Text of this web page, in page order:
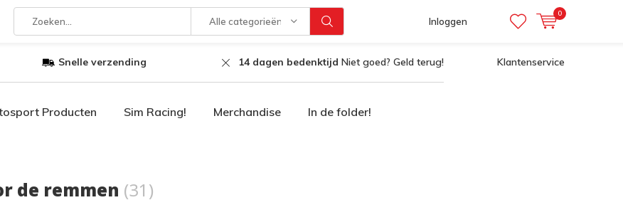
Alle categorieën Inloggen
0
Snelle verzending 14 dagen bedenktijd Niet goed? Geld terug! Klantenservice
Producten Sim Racing! Merchandise In de folder!
de remmen (31)